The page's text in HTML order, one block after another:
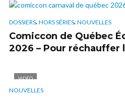
DOSSIERS, HORS SÉRIES, NOUVELLES
Comiccon de Québec
2026 – Pour réchauffer
VIDÉO
NOUVELLES